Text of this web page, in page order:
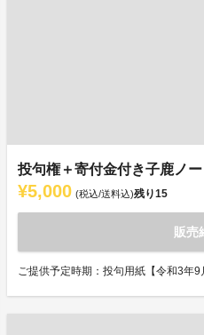
投句権＋寄付金付き子鹿ノー
¥5,000 (税込/送料込)残り15
販売
ご提供予定時期：投句用紙【令和3年9